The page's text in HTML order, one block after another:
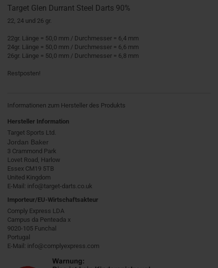
Target Glen Durrant Steel Darts 90%
22, 24 und 26 gr.
22gr. Länge = 50,0 mm / Durchmesser = 6,4 mm
24gr. Länge = 50,0 mm / Durchmesser = 6,6 mm
26gr. Länge = 50,0 mm / Durchmesser = 6,8 mm
Restposten!
Informationen zum Hersteller des Produkts
Hersteller Information
Target Sports Ltd.
Jordan Baker
3 Crammond Park
Lovet Road, Harlow
Essex CM19 5TB
United Kingdom
E-Mail: info@target-darts.co.uk
Importeur/EU-Wirtschaftsakteur
Comply Express LDA
Campus da Penteada x
9020-105 Funchal
Portugal
E-Mail: info@complyexpress.com